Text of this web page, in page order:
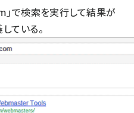
で検索を実行して結果が
ている。